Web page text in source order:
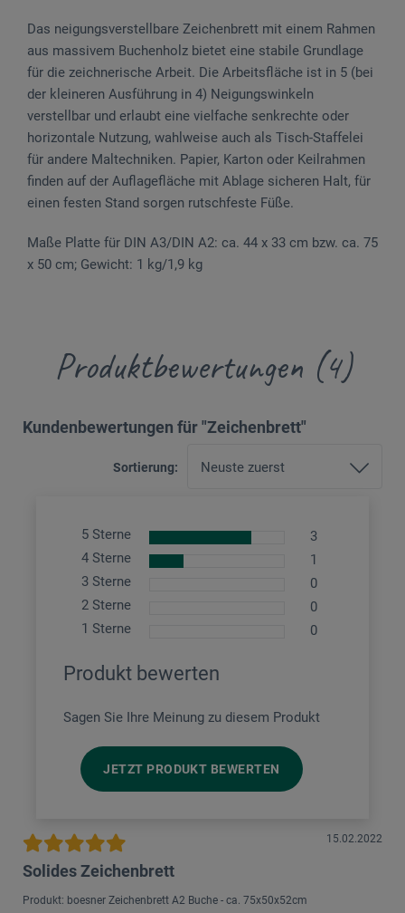
Das neigungsverstellbare Zeichenbrett mit einem Rahmen
aus massivem Buchenholz bietet eine stabile Grundlage
für die zeichnerische Arbeit. Die Arbeitsfläche ist in 5 (bei
der kleineren Ausführung in 4) Neigungswinkeln
verstellbar und erlaubt eine vielfache senkrechte oder
horizontale Nutzung, wahlweise auch als Tisch-Staffelei
für andere Maltechniken. Papier, Karton oder Keilrahmen
finden auf der Auflagefläche mit Ablage sicheren Halt, für
einen festen Stand sorgen rutschfeste Füße.
Maße Platte für DIN A3/DIN A2: ca. 44 x 33 cm bzw. ca. 75
x 50 cm; Gewicht: 1 kg/1,9 kg
Produktbewertungen (4)
Kundenbewertungen für "Zeichenbrett"
Sortierung:
5 Sterne
3
4 Sterne
1
3 Sterne
0
2 Sterne
0
1 Sterne
0
Produkt bewerten
Sagen Sie Ihre Meinung zu diesem Produkt
JETZT PRODUKT BEWERTEN
15.02.2022
Solides Zeichenbrett
Produkt: boesner Zeichenbrett A2 Buche - ca. 75x50x52cm